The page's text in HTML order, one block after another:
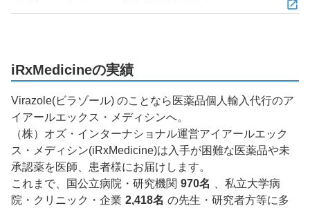
iRxMedicineの実績
Virazole(ビラゾール) のことなら医薬品個人輸入代行のア
イアールエックス・メディシンへ。
（株）オズ・インターナショナル運営アイアールエック
ス・メディシン(iRxMedicine)は入手が困難な医薬品や未
承認薬を医師、患者様にお届けします。
これまで、国公立病院・研究機関 970名
、私立大学病
院・クリニック・企業 2,418名 の先生・研究者方等に多